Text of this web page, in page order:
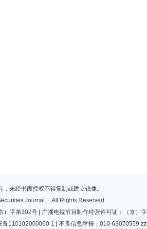
未经书面授权不得复制或建立镜像。
Journal. All Rights Reserved.
字第302号 | 广播电视节目制作经营许可证：（京）
110102000060-1 | 不良信息举报：010-63070559